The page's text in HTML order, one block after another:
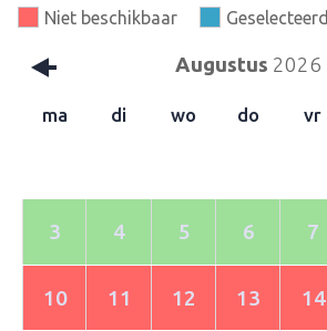
Niet beschikbaar
Geselecteerd
Augustus 2026
ma di wo do vr
3 4 5 6 7
10 11 12 13 14